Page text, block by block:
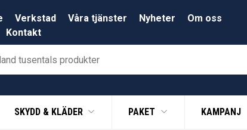
Verkstad Våra tjänster Nyheter
Om oss
Kontakt
SKYDD & KLÄDER PAKET KAMPANJ